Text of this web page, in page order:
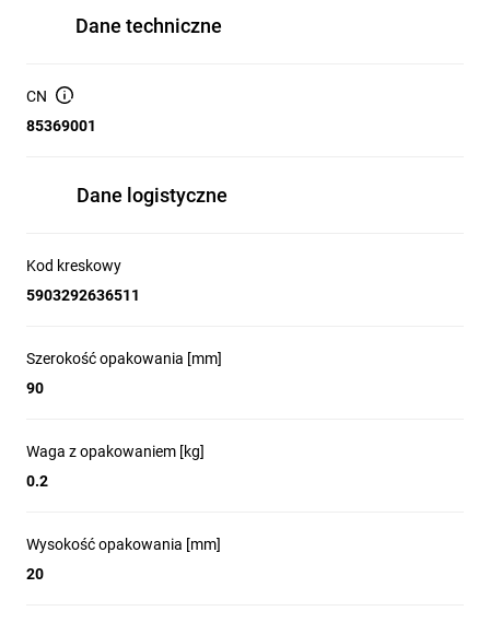
Dane techniczne
CN
85369001
Dane logistyczne
Kod kreskowy
5903292636511
Szerokość opakowania [mm]
90
Waga z opakowaniem [kg]
0.2
Wysokość opakowania [mm]
20